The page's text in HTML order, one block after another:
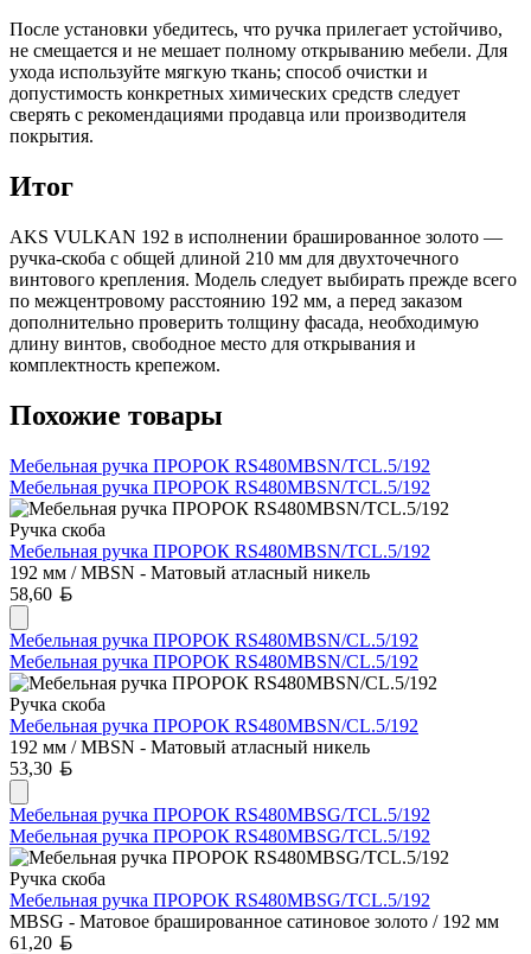
После установки убедитесь, что ручка прилегает устойчиво,
не смещается и не мешает полному открыванию мебели. Для
ухода используйте мягкую ткань; способ очистки и
допустимость конкретных химических средств следует
сверять с рекомендациями продавца или производителя
покрытия.
Итог
AKS VULKAN 192 в исполнении брашированное золото —
ручка-скоба с общей длиной 210 мм для двухточечного
винтового крепления. Модель следует выбирать прежде всего
по межцентровому расстоянию 192 мм, а перед заказом
дополнительно проверить толщину фасада, необходимую
длину винтов, свободное место для открывания и
комплектность крепежом.
Похожие товары
Мебельная ручка ПРОРОК RS480MBSN/TCL.5/192
Мебельная ручка ПРОРОК RS480MBSN/TCL.5/192
Ручка скоба
Мебельная ручка ПРОРОК RS480MBSN/TCL.5/192
192 мм / MBSN - Матовый атласный никель
58,60
Мебельная ручка ПРОРОК RS480MBSN/CL.5/192
Мебельная ручка ПРОРОК RS480MBSN/CL.5/192
Ручка скоба
Мебельная ручка ПРОРОК RS480MBSN/CL.5/192
192 мм / MBSN - Матовый атласный никель
53,30
Мебельная ручка ПРОРОК RS480MBSG/TCL.5/192
Мебельная ручка ПРОРОК RS480MBSG/TCL.5/192
Ручка скоба
Мебельная ручка ПРОРОК RS480MBSG/TCL.5/192
MBSG - Матовое брашированное сатиновое золото / 192 мм
61,20